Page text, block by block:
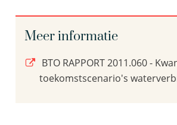
Meer informatie
BTO RAPPORT 2011.060 -
toekomstscenario's